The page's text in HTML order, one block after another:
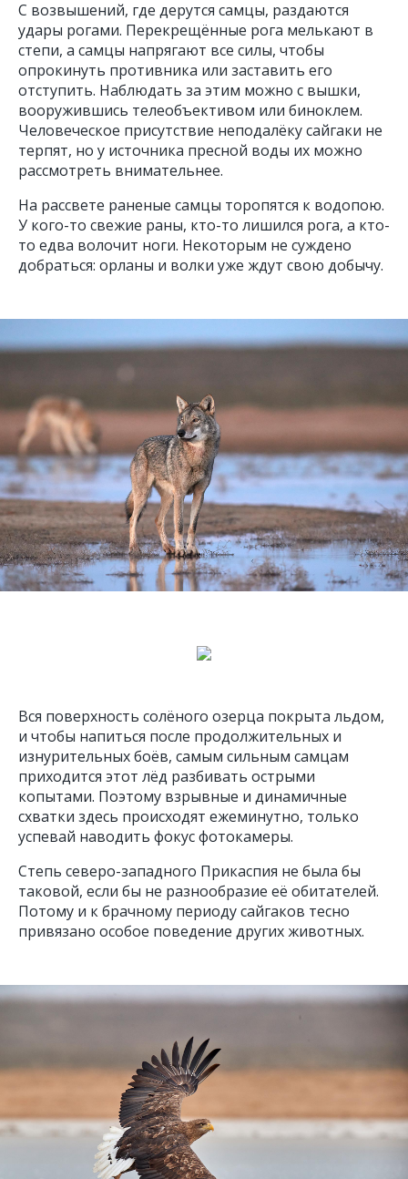
С возвышений, где дерутся самцы, раздаются
удары рогами. Перекрещённые рога мелькают в
степи, а самцы напрягают все силы, чтобы
опрокинуть противника или заставить его
отступить. Наблюдать за этим можно с вышки,
вооружившись телеобъективом или биноклем.
Человеческое присутствие неподалёку сайгаки не
терпят, но у источника пресной воды их можно
рассмотреть внимательнее.
На рассвете раненые самцы торопятся к водопою.
У кого-то свежие раны, кто-то лишился рога, а кто-
то едва волочит ноги. Некоторым не суждено
добраться: орланы и волки уже ждут свою добычу.
Вся поверхность солёного озерца покрыта льдом,
и чтобы напиться после продолжительных и
изнурительных боёв, самым сильным самцам
приходится этот лёд разбивать острыми
копытами. Поэтому взрывные и динамичные
схватки здесь происходят ежеминутно, только
успевай наводить фокус фотокамеры.
Степь северо-западного Прикаспия не была бы
таковой, если бы не разнообразие её обитателей.
Потому и к брачному периоду сайгаков тесно
привязано особое поведение других животных.